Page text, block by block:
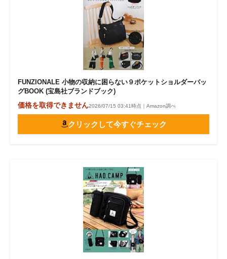
FUNZIONALE 小物の収納に困らない９ポケットショルダーバッ
グBOOK (宝島社ブランドブック)
価格を取得できません2026/07/15 03:41時点｜Amazon調べ
クリックして今すぐチェック